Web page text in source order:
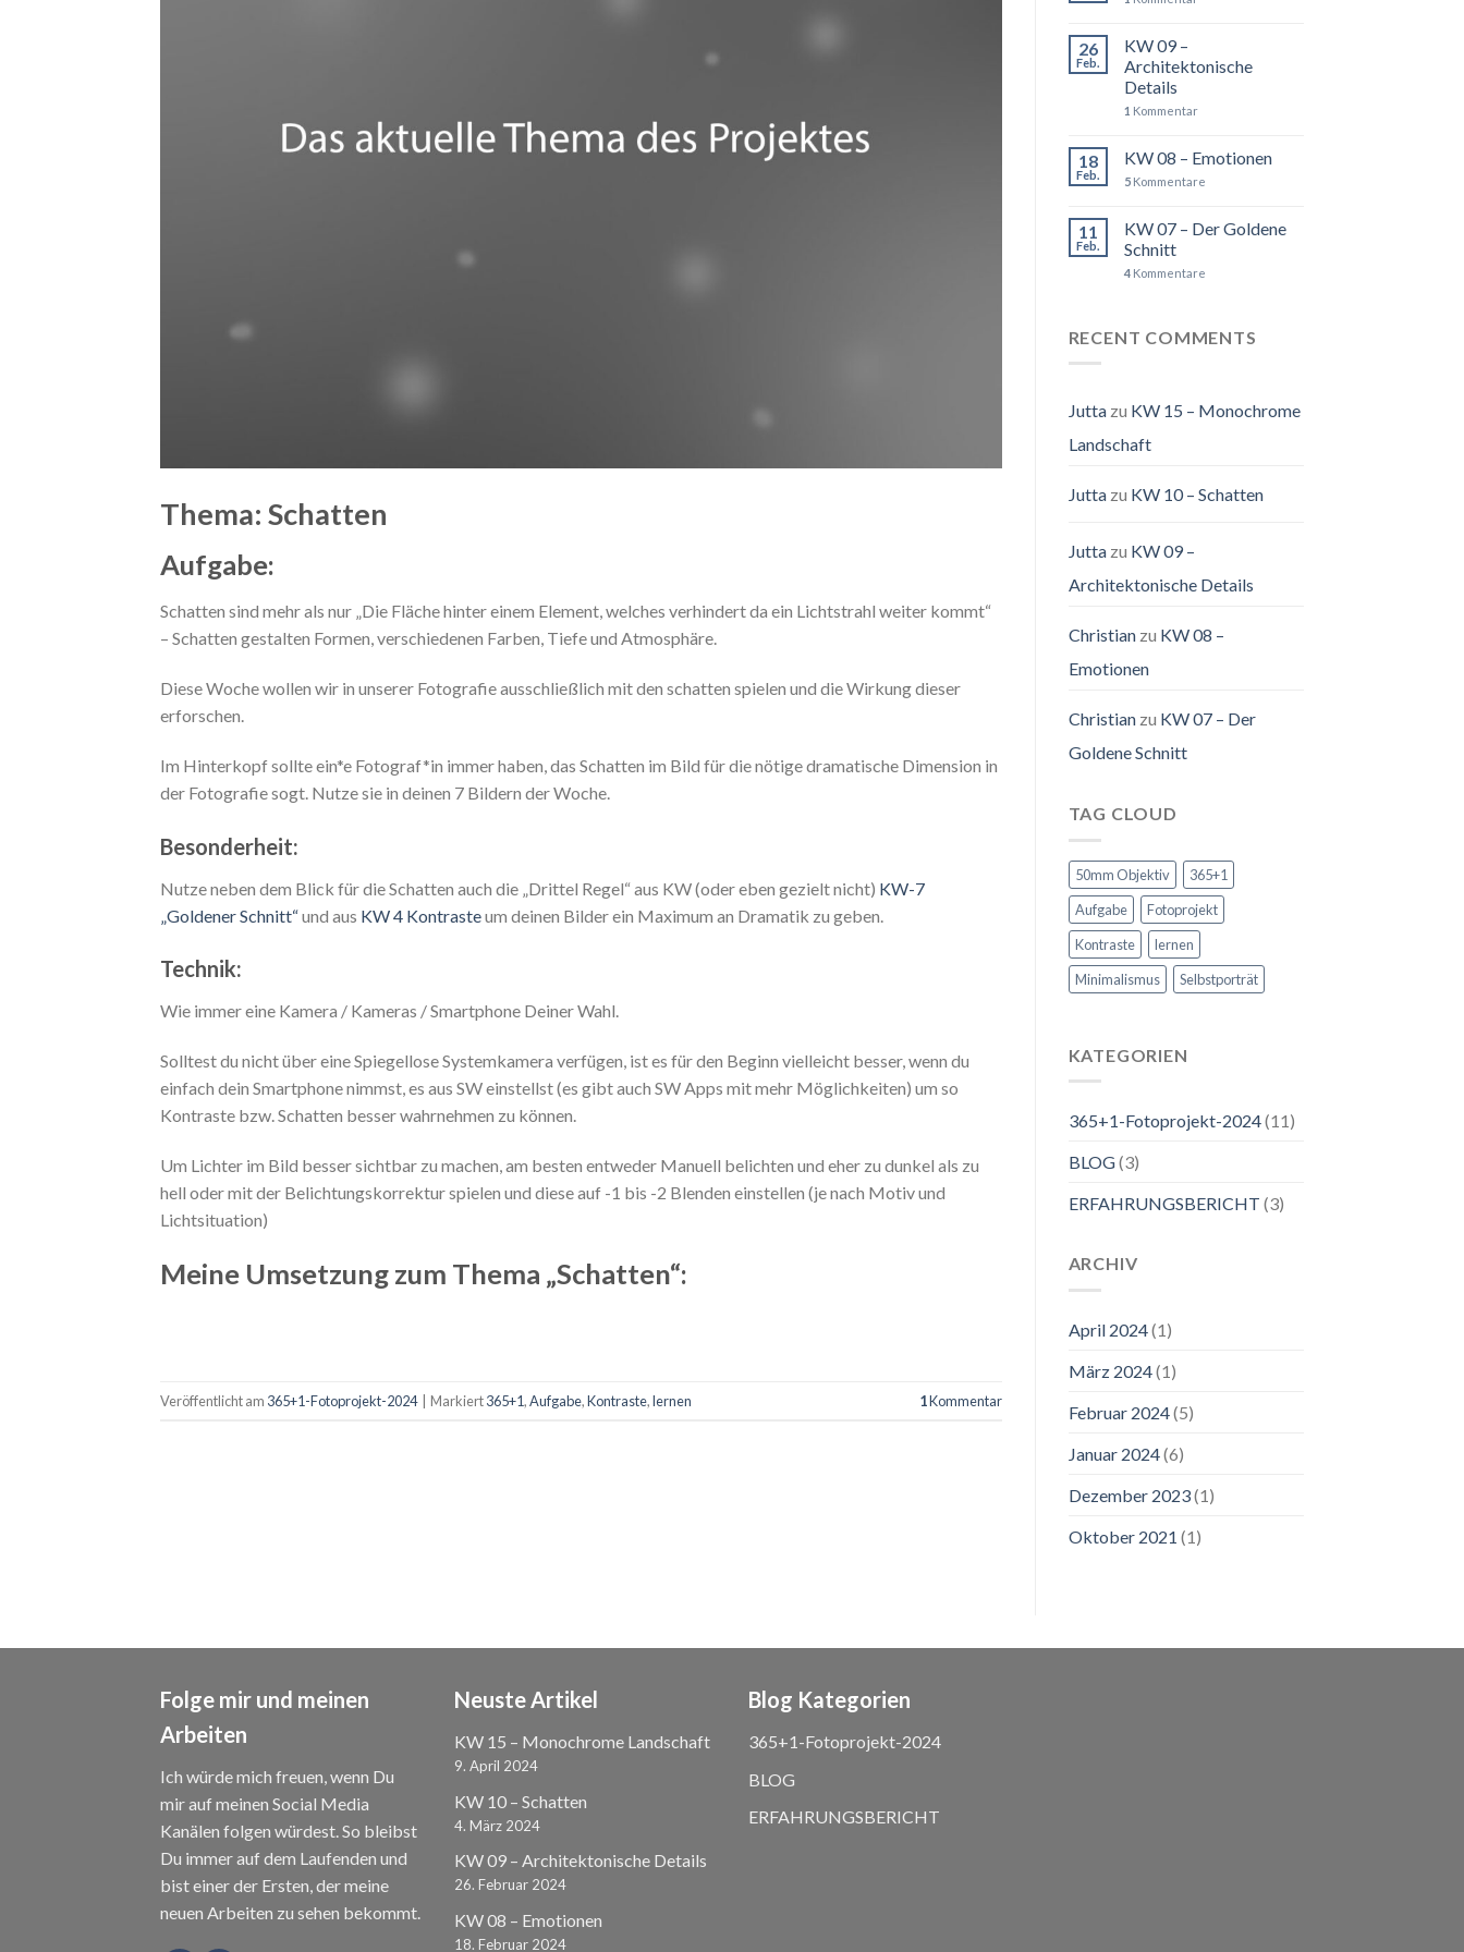
Thema: Schatten
Aufgabe:
Schatten sind mehr als nur „Die Fläche hinter einem Element, welches verhindert da ein Lichtstrahl weiter kommt“
– Schatten gestalten Formen, verschiedenen Farben, Tiefe und Atmosphäre.
Diese Woche wollen wir in unserer Fotografie ausschließlich mit den schatten spielen und die Wirkung dieser
erforschen.
Im Hinterkopf sollte ein*e Fotograf*in immer haben, das Schatten im Bild für die nötige dramatische Dimension in
der Fotografie sogt. Nutze sie in deinen 7 Bildern der Woche.
Besonderheit:
Nutze neben dem Blick für die Schatten auch die „Drittel Regel“ aus KW (oder eben gezielt nicht) KW-7
„Goldener Schnitt“und aus KW 4 Kontrasteum deinen Bilder ein Maximum an Dramatik zu geben.
Technik:
Wie immer eine Kamera / Kameras / Smartphone Deiner Wahl.
Solltest du nicht über eine Spiegellose Systemkamera verfügen, ist es für den Beginn vielleicht besser, wenn du
einfach dein Smartphone nimmst, es aus SW einstellst (es gibt auch SW Apps mit mehr Möglichkeiten) um so
Kontraste bzw. Schatten besser wahrnehmen zu können.
Um Lichter im Bild besser sichtbar zu machen, am besten entweder Manuell belichten und eher zu dunkel als zu
hell oder mit der Belichtungskorrektur spielen und diese auf -1 bis -2 Blenden einstellen (je nach Motiv und
Lichtsituation)
Meine Umsetzung zum Thema „Schatten“:
Veröffentlicht am 365+1-Fotoprojekt-2024 Markiert365+1,Aufgabe,Kontraste,lernen 1Kommentar
26
Feb.
KW 09 –
Architektonische
Details
1 Kommentar
18
Feb.
KW 08 – Emotionen
5Kommentare
11
Feb.
KW 07 – Der Goldene
Schnitt
4Kommentare
RECENT COMMENTS
Juttazu KW 15 – Monochrome
Landschaft
Juttazu KW 10 – Schatten
Juttazu KW 09 –
Architektonische Details
Christianzu KW 08 –
Emotionen
Christianzu KW 07 – Der
Goldene Schnitt
TAG CLOUD
50mm Objektiv
365+1
Aufgabe
Fotoprojekt
Kontraste
lernen
Minimalismus
Selbstporträt
KATEGORIEN
365+1-Fotoprojekt-2024(11)
BLOG(3)
ERFAHRUNGSBERICHT (3)
ARCHIV
April 2024(1)
März 2024(1)
Februar 2024(5)
Januar 2024(6)
Dezember 2023(1)
Oktober 2021 (1)
Folge mir und meinen
Arbeiten
Ich würde mich freuen, wenn Du
mir auf meinen Social Media
Kanälen folgen würdest. So bleibst
Du immer auf dem Laufenden und
bist einer der Ersten, der meine
neuen Arbeiten zu sehen bekommt.
Neuste Artikel
KW 15 – Monochrome Landschaft
9. April 2024
KW 10 – Schatten
4. März 2024
KW 09 – Architektonische Details
26. Februar 2024
KW 08 – Emotionen
18. Februar 2024
Blog Kategorien
365+1-Fotoprojekt-2024
BLOG
ERFAHRUNGSBERICHT